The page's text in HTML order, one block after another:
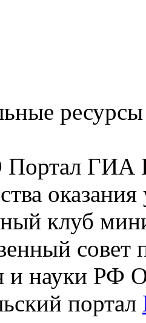
ГИА
клуб
совет
и науки РФ
портал